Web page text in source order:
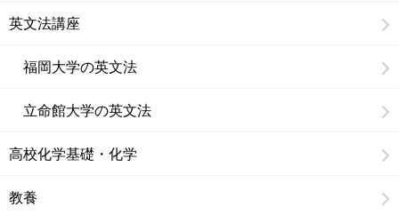
英文法講座
福岡大学の英文法
立命館大学の英文法
高校化学基礎・化学
教養